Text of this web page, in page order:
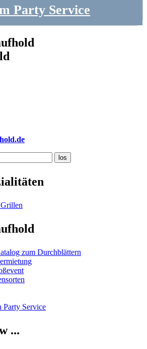
Party Service
los
zum Durchblättern
Party Service
...